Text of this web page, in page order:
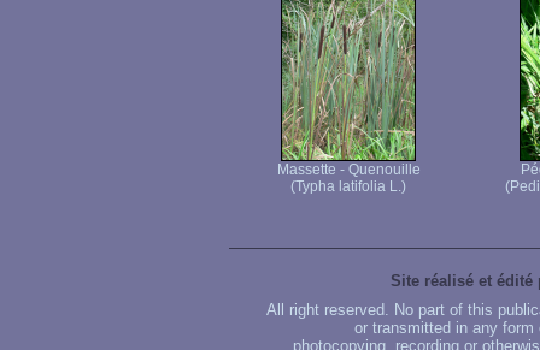
Massette - Quenouille
(Typha latifolia L.)
Site réalisé et édité
All right reserved. No part of this
or transmitted in any
photocopying, recording or